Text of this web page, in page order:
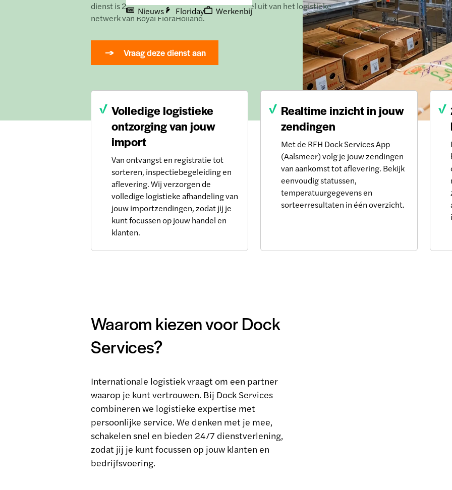
Nieuws Floriday Werkenbij
dienst is 24/7 beschikbaar en maakt onderdeel uit van het logistieke
netwerk van Royal FloraHolland.
Vraag deze dienst aan
Volledige logistieke
ontzorging van jouw
import
Van ontvangst en registratie tot
sorteren, inspectiebegeleiding en
aflevering. Wij verzorgen de
volledige logistieke afhandeling van
jouw importzendingen, zodat jij je
kunt focussen op jouw handel en
klanten.
Realtime inzicht in jouw
zendingen
Met de RFH Dock Services App
(Aalsmeer) volg je jouw zendingen
van aankomst tot aflevering. Bekijk
eenvoudig statussen,
temperatuurgegevens en
sorteerresultaten in één overzicht.
Waarom kiezen voor Dock
Services?
Internationale logistiek vraagt om een partner
waarop je kunt vertrouwen. Bij Dock Services
combineren we logistieke expertise met
persoonlijke service. We denken met je mee,
schakelen snel en bieden 24/7 dienstverlening,
zodat jij je kunt focussen op jouw klanten en
bedrijfsvoering.